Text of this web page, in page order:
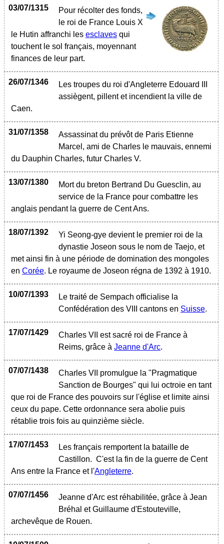
03/07/1315
Pour récolter des fonds,
le roi de France Louis X
le Hutin affranchi les esclaves qui
touchent le sol français, moyennant
finances de leur part.
26/07/1346
Les troupes du roi d'Angleterre Edouard III
assiègent, pillent et incendient la ville de
Caen.
31/07/1358
Assassinat du prévôt de Paris Etienne
Marcel, ami de Charles le mauvais, ennemi
du Dauphin Charles, futur Charles V.
13/07/1380
Mort du breton Bertrand Du Guesclin, au
service de la France pour combattre les
anglais pendant la guerre de Cent Ans.
18/07/1392
Yi Seong-gye devient le premier roi de la
dynastie Joseon sous le nom de Taejo, et
met ainsi fin à une période de domination des mongoles
en Corée. Le royaume de Joseon régna de 1392 à 1910.
10/07/1393
Le traité de Sempach officialise la
Confédération des VIII cantons en Suisse.
17/07/1429
Charles VII est sacré roi de France à
Reims, grâce à Jeanne d'Arc.
07/07/1438
Charles VII promulgue la "Pragmatique
Sanction de Bourges" qui lui octroie en tant
que roi de France des pouvoirs sur l'église et limite ainsi
ceux du pape. Cette ordonnance sera abolie puis
rétablie trois fois au quinzième siècle.
17/07/1453
Les français remportent la bataille de
Castillon. C'est la fin de la guerre de Cent
Ans entre la France et l'Angleterre.
07/07/1456
Jeanne d'Arc est réhabilitée, grâce à Jean
Bréhal et Guillaume d'Estouteville,
archevêque de Rouen.